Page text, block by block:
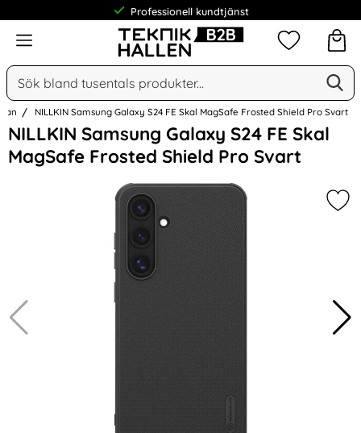
Professionell kundtjänst
Meny
Sök
Sök på Narse Group AB
Mina
NILLKIN Samsung Galaxy S24 FE Skal MagSafe Frosted Shield Pro Svart
NILLKIN Samsung Galaxy S24 FE Skal
MagSafe Frosted Shield Pro Svart
Hoppa
över
Bilder